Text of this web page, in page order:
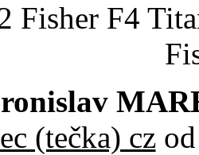
Fisher F4
(tečka) czod